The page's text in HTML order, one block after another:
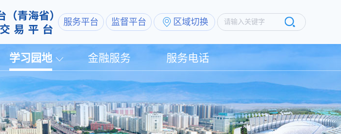
服务平台 监督平台 区域切换 请输入关键字
学习园地 金融服务 服务电话